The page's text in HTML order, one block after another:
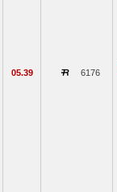
05.39 6176